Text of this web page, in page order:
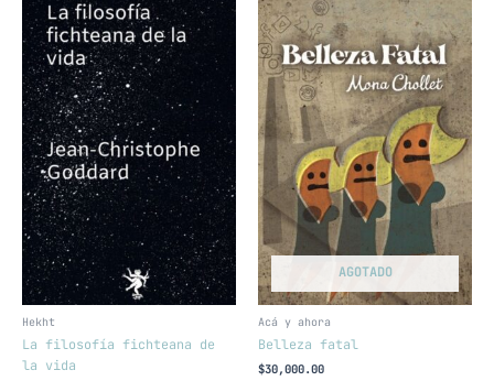
Hekht
La filosofía fichteana de
la vida
AGOTADO
Acá y ahora
Belleza fatal
$30,000.00